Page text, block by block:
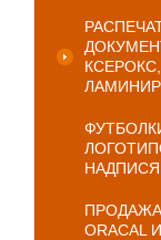
КСЕРОКС,
ORACAL И